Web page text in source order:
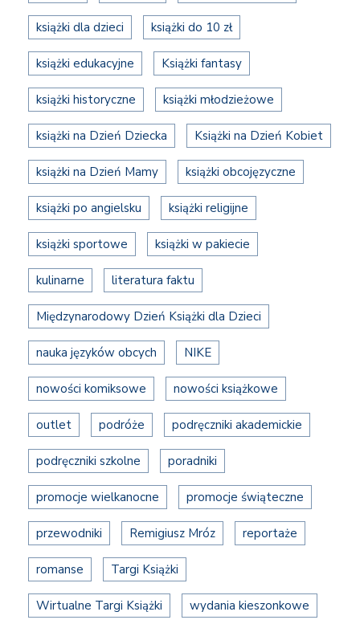
książki dla dzieci książki do 10 zł
książki edukacyjne Książki fantasy
książki historyczne książki młodzieżowe
książki na Dzień Dziecka Książki na Dzień Kobiet
książki na Dzień Mamy książki obcojęzyczne
książki po angielsku książki religijne
książki sportowe książki w pakiecie
kulinarne literatura faktu
Międzynarodowy Dzień Książki dla Dzieci
nauka języków obcych NIKE
nowości komiksowe nowości książkowe
outlet podróże podręczniki akademickie
podręczniki szkolne poradniki
promocje wielkanocne promocje świąteczne
przewodniki Remigiusz Mróz reportaże
romanse Targi Książki
Wirtualne Targi Książki wydania kieszonkowe